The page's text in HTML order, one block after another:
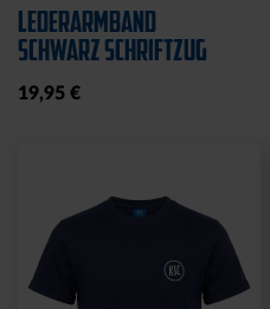
LEDERARMBAND
SCHWARZ SCHRIFTZUG
19,95 €